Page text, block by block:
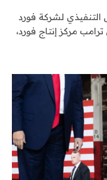
التنفيذي لشركة فورد
مركز إنتاج فورد،